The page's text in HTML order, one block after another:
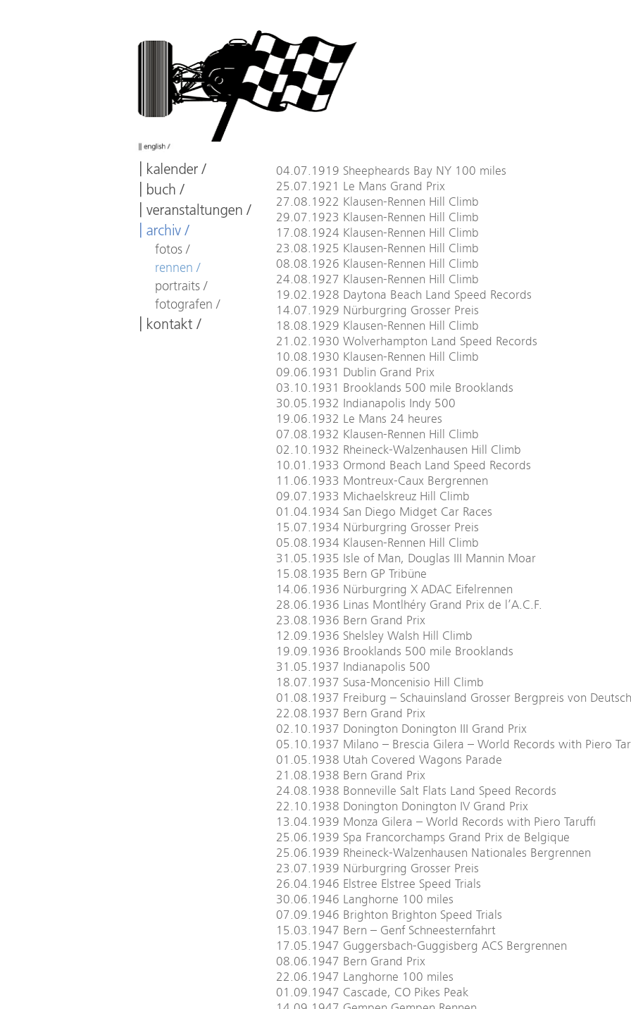
fotos /
rennen /
portraits /
fotografen /
04.07.1919 Sheepheards Bay NY 100 miles
25.07.1921 Le Mans Grand Prix
27.08.1922 Klausen-Rennen Hill Climb
29.07.1923 Klausen-Rennen Hill Climb
17.08.1924 Klausen-Rennen Hill Climb
23.08.1925 Klausen-Rennen Hill Climb
08.08.1926 Klausen-Rennen Hill Climb
24.08.1927 Klausen-Rennen Hill Climb
19.02.1928 Daytona Beach Land Speed Records
14.07.1929 Nürburgring Grosser Preis
18.08.1929 Klausen-Rennen Hill Climb
21.02.1930 Wolverhampton Land Speed Records
10.08.1930 Klausen-Rennen Hill Climb
09.06.1931 Dublin Grand Prix
03.10.1931 Brooklands 500 mile Brooklands
30.05.1932 Indianapolis Indy 500
19.06.1932 Le Mans 24 heures
07.08.1932 Klausen-Rennen Hill Climb
02.10.1932 Rheineck-Walzenhausen Hill Climb
10.01.1933 Ormond Beach Land Speed Records
11.06.1933 Montreux-Caux Bergrennen
09.07.1933 Michaelskreuz Hill Climb
01.04.1934 San Diego Midget Car Races
15.07.1934 Nürburgring Grosser Preis
05.08.1934 Klausen-Rennen Hill Climb
31.05.1935 Isle of Man, Douglas III Mannin Moar
15.08.1935 Bern GP Tribüne
14.06.1936 Nürburgring X ADAC Eifelrennen
28.06.1936 Linas Montlhéry Grand Prix de l’A.C.F.
23.08.1936 Bern Grand Prix
12.09.1936 Shelsley Walsh Hill Climb
19.09.1936 Brooklands 500 mile Brooklands
31.05.1937 Indianapolis 500
18.07.1937 Susa-Moncenisio Hill Climb
01.08.1937 Freiburg – Schauinsland Grosser Bergpreis von
22.08.1937 Bern Grand Prix
02.10.1937 Donington Donington III Grand Prix
05.10.1937 Milano – Brescia Gilera – World Records with Piero
01.05.1938 Utah Covered Wagons Parade
21.08.1938 Bern Grand Prix
24.08.1938 Bonneville Salt Flats Land Speed Records
22.10.1938 Donington Donington IV Grand Prix
13.04.1939 Monza Gilera – World Records with Piero Taruffi
25.06.1939 Spa Francorchamps Grand Prix de Belgique
25.06.1939 Rheineck-Walzenhausen Nationales Bergrennen
23.07.1939 Nürburgring Grosser Preis
26.04.1946 Elstree Elstree Speed Trials
30.06.1946 Langhorne 100 miles
07.09.1946 Brighton Brighton Speed Trials
15.03.1947 Bern – Genf Schneesternfahrt
17.05.1947 Guggersbach-Guggisberg ACS Bergrennen
08.06.1947 Bern Grand Prix
22.06.1947 Langhorne 100 miles
01.09.1947 Cascade, CO Pikes Peak